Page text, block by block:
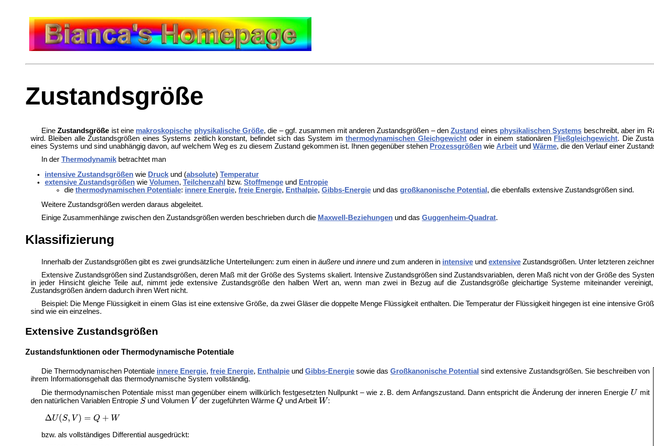
Zustandsgröße
EineZustandsgröße ist eine makroskopische physikalische Größe, die – ggf. zusammen mit anderen Zustandsgrößen – denZustand eines physikalischen Systems beschreibt, aber im
wird. Bleiben alle Zustandsgrößen eines Systems zeitlich konstant, befindet sich das System imthermodynamischen Gleichgewichtoder in einem stationären Fließgleichgewicht. Die
eines Systems und sind unabhängig davon, auf welchem Weg es zu diesem Zustand gekommen ist. Ihnen gegenüber stehen Prozessgrößenwie Arbeitund Wärme, die den Verlauf einer
In der Thermodynamikbetrachtet man
intensive Zustandsgrößenwie Druckund (absolute) Temperatur
extensive Zustandsgrößenwie Volumen, Teilchenzahl bzw. Stoffmengeund Entropie
die thermodynamischen Potentiale: innere Energie, freie Energie, Enthalpie, Gibbs-Energieund das großkanonische Potential , die ebenfalls extensive Zustandsgrößen sind.
Weitere Zustandsgrößen werden daraus abgeleitet.
Einige Zusammenhänge zwischen den Zustandsgrößen werden beschrieben durch die Maxwell-Beziehungenund das Guggenheim-Quadrat.
Klassifizierung
Innerhalb der Zustandsgrößen gibt es zwei grundsätzliche Unterteilungen: zum einen in äußereund innereund zum anderen in intensiveund extensiveZustandsgrößen. Unter letzteren
Extensive Zustandsgrößen sind Zustandsgrößen, deren Maß mit der Größe des Systems skaliert. Intensive Zustandsgrößen sind Zustandsvariablen, deren Maß nicht von der Größe des
in jeder Hinsicht gleiche Teile auf, nimmt jede extensive Zustandsgröße den halben Wert an, wenn man zwei in Bezug auf die Zustandsgröße gleichartige Systeme miteinander
Zustandsgrößen ändern dadurch ihren Wert nicht.
Beispiel: Die Menge Flüssigkeit in einem Glas ist eine extensive Größe, da zwei Gläser die doppelte Menge Flüssigkeit enthalten. Die Temperatur der Flüssigkeit hingegen ist eine intensive
sind wie ein einzelnes.
Extensive Zustandsgrößen
Zustandsfunktionen oder Thermodynamische Potentiale
Die Thermodynamischen Potentiale innere Energie,freie Energie, Enthalpie undGibbs-Energie sowie dasGroßkanonische Potential sind extensive Zustandsgrößen. Sie beschreiben von
ihrem Informationsgehalt das thermodynamische System vollständig.
Die thermodynamischen Potentiale misst man gegenüber einem willkürlich festgesetzten Nullpunkt – wie z. B. dem Anfangszustand. Dann entspricht die Änderung der inneren Energie
mit
den natürlichen Variablen Entropie
und Volumen der zugeführten Wärme und Arbeit :
bzw. als vollständiges Differential ausgedrückt: